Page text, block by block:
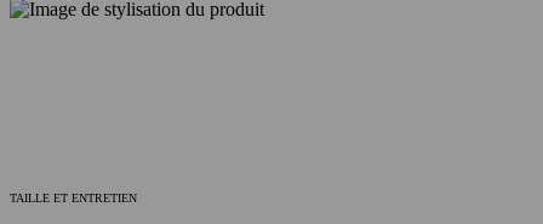
TAILLE ET ENTRETIEN